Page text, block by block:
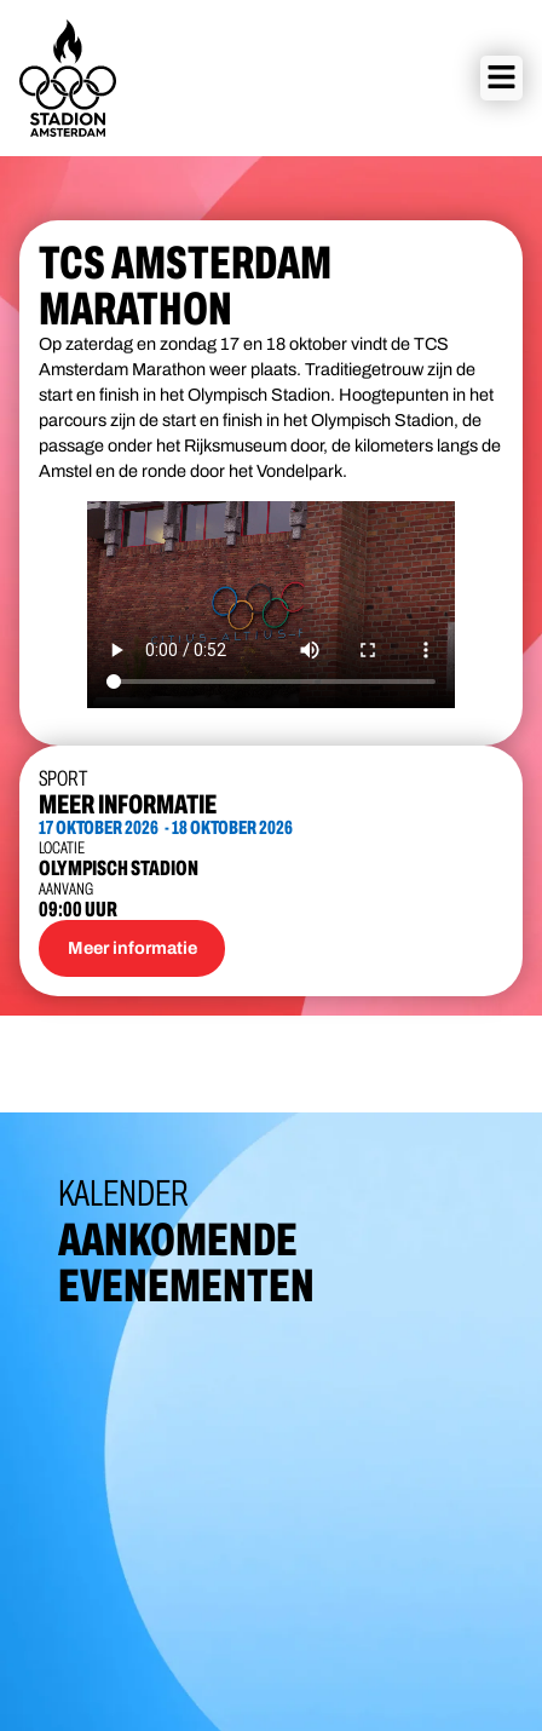
TCS AMSTERDAM
MARATHON
Op zaterdag en zondag 17 en 18 oktober vindt de TCS
Amsterdam Marathon weer plaats. Traditiegetrouw zijn de
start en finish in het Olympisch Stadion. Hoogtepunten in het
parcours zijn de start en finish in het Olympisch Stadion, de
passage onder het Rijksmuseum door, de kilometers langs de
Amstel en de ronde door het Vondelpark.
SPORT
MEER INFORMATIE
17 OKTOBER 2026 - 18 OKTOBER 2026
LOCATIE
OLYMPISCH STADION
AANVANG
09:00 UUR
Meer informatie
KALENDER
AANKOMENDE
EVENEMENTEN